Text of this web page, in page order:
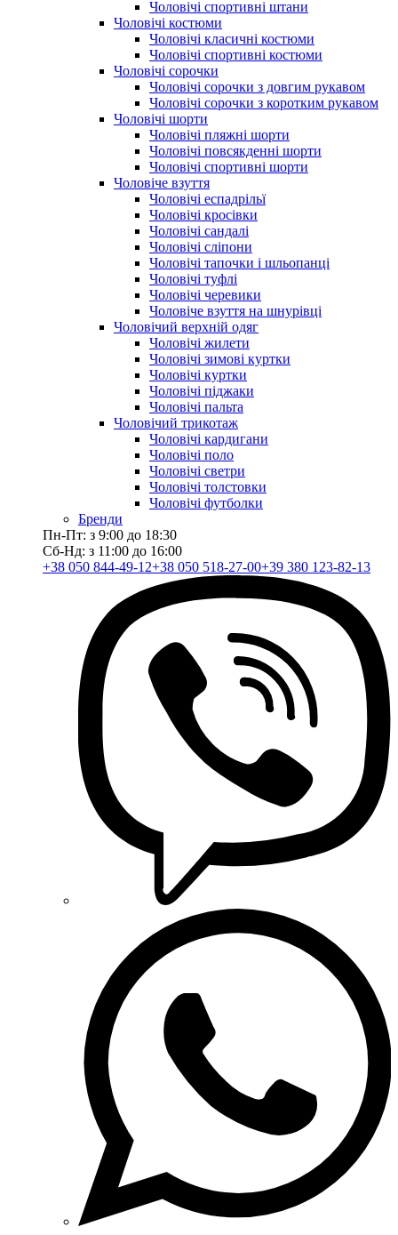
Чоловічі спортивні штани
Чоловічі костюми
Чоловічі класичні костюми
Чоловічі спортивні костюми
Чоловічі сорочки
Чоловічі сорочки з довгим рукавом
Чоловічі сорочки з коротким рукавом
Чоловічі шорти
Чоловічі пляжні шорти
Чоловічі повсякденні шорти
Чоловічі спортивні шорти
Чоловіче взуття
Чоловічі еспадрільї
Чоловічі кросівки
Чоловічі сандалі
Чоловічі сліпони
Чоловічі тапочки і шльопанці
Чоловічі туфлі
Чоловічі черевики
Чоловіче взуття на шнурівці
Чоловічий верхній одяг
Чоловічі жилети
Чоловічі зимові куртки
Чоловічі куртки
Чоловічі піджаки
Чоловічі пальта
Чоловічий трикотаж
Чоловічі кардигани
Чоловічі поло
Чоловічі светри
Чоловічі толстовки
Чоловічі футболки
Бренди
Пн-Пт: з 9:00 до 18:30
Сб-Нд: з 11:00 до 16:00
+38 050 844-49-12+38 050 518-27-00+39 380 123-82-13